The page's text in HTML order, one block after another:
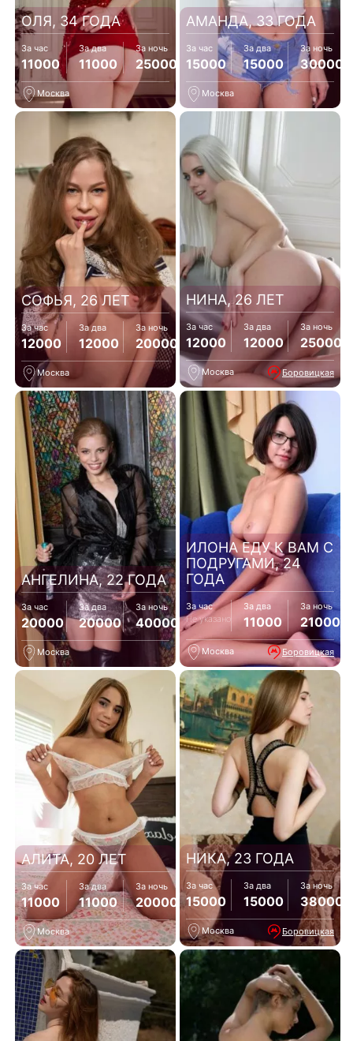
ОЛЯ, 34 ГОДА
За час
11000
За два
11000
За ночь
25000
Москва
АМАНДА, 33 ГОДА
За час
15000
За два
15000
За ночь
30000
Москва
СОФЬЯ, 26 ЛЕТ
За час
12000
За два
12000
За ночь
20000
Москва
НИНА, 26 ЛЕТ
За час
12000
За два
12000
За ночь
25000
Москва Боровицкая
АНГЕЛИНА, 22 ГОДА
За час
20000
За два
20000
За ночь
40000
Москва
ИЛОНА ЕДУ К ВАМ С
ПОДРУГАМИ, 24
ГОДА
За час
Не указано
За два
11000
За ночь
21000
Москва Боровицкая
АЛИТА, 20 ЛЕТ
За час
11000
За два
11000
За ночь
20000
Москва
НИКА, 23 ГОДА
За час
15000
За два
15000
За ночь
38000
Москва Боровицкая